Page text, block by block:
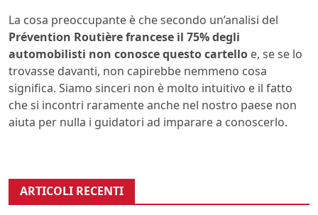
La cosa preoccupante è che secondo un’analisi del
Prévention Routière francese il 75% degli
automobilisti non conosce questo cartello e, se se lo
trovasse davanti, non capirebbe nemmeno cosa
significa. Siamo sinceri non è molto intuitivo e il fatto
che si incontri raramente anche nel nostro paese non
aiuta per nulla i guidatori ad imparare a conoscerlo.
ARTICOLI RECENTI